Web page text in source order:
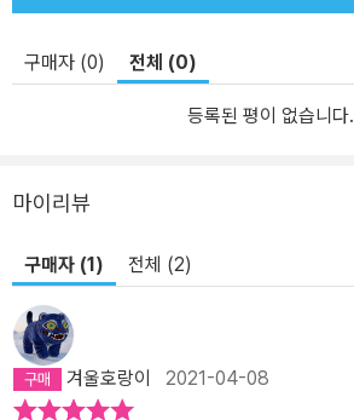
구매자 (0) 전체 (0)
등록된 평이 없습니다.
마이리뷰
구매자 (1) 전체 (2)
겨울호랑이 2021-04-08